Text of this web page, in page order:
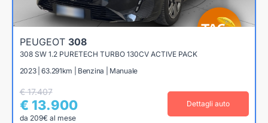
PEUGEOT 308
308 SW 1.2 PURETECH TURBO 130CV ACTIVE PACK
2023 | 63.291km | Benzina | Manuale
€ 17.407
€ 13.900
da 209€ al mese
Dettagli auto